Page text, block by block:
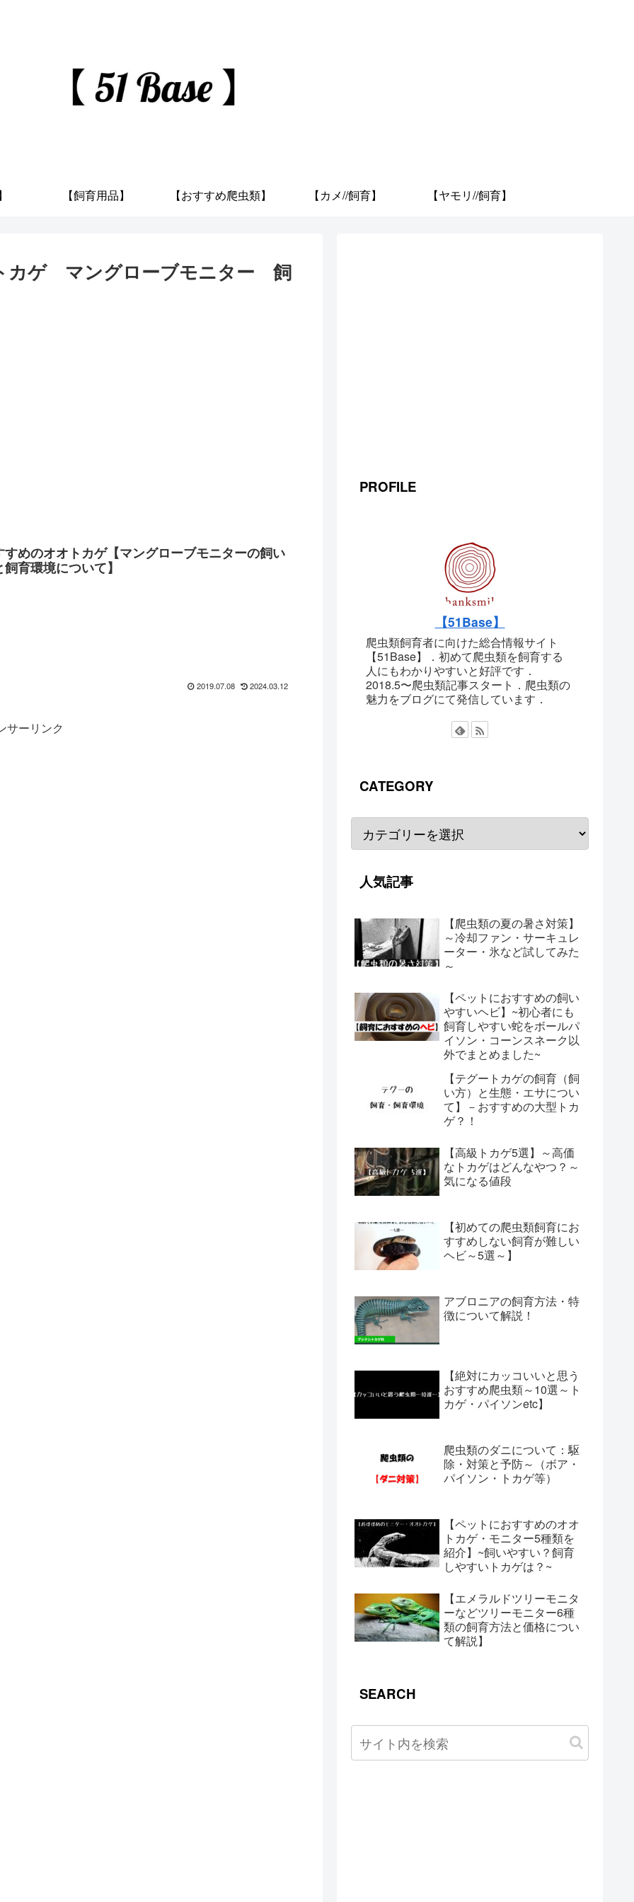
【飼育用品】 【おすすめ爬虫類】 【カメ//飼育】 【ヤモリ//飼育】
ゲ マングローブモニター 飼
すめのオオトカゲ【マングローブモニターの飼い
飼育環境について】
2019.07.08 2024.03.12
サーリンク
PROFILE
【51Base】
爬虫類飼育者に向けた総合情報サイト
【51Base】．初めて爬虫類を飼育する
人にもわかりやすいと好評です．
2018.5〜爬虫類記事スタート．爬虫類の
魅力をブログにて発信しています．
CATEGORY
人気記事
【爬虫類の夏の暑さ対策】
～冷却ファン・サーキュレ
ーター・氷など試してみた
～
【ペットにおすすめの飼い
やすいヘビ】~初心者にも
飼育しやすい蛇をボールパ
イソン・コーンスネーク以
外でまとめました~
【テグートカゲの飼育（飼
い方）と生態・エサについ
て】－おすすめの大型トカ
ゲ？！
【高級トカゲ5選】～高価
なトカゲはどんなやつ？～
気になる値段
【初めての爬虫類飼育にお
すすめしない飼育が難しい
ヘビ～5選～】
アブロニアの飼育方法・特
徴について解説！
【絶対にカッコいいと思う
おすすめ爬虫類～10選～ト
カゲ・パイソンetc】
爬虫類のダニについて：駆
除・対策と予防～（ボア・
パイソン・トカゲ等）
【ペットにおすすめのオオ
トカゲ・モニター5種類を
紹介】~飼いやすい？飼育
しやすいトカゲは？~
【エメラルドツリーモニタ
ーなどツリーモニター6種
類の飼育方法と価格につい
て解説】
SEARCH